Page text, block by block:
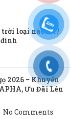
loại nào tốt?
2026 – Khuyến
Ưu Đãi Lên
No Comments